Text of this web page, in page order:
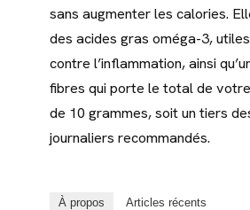
sans augmenter les calories.
des acides gras oméga-3,
contre l’inflammation, ainsi
fibres qui porte le total de
de 10 grammes, soit un tiers
journaliers recommandés.
À propos Articles récents